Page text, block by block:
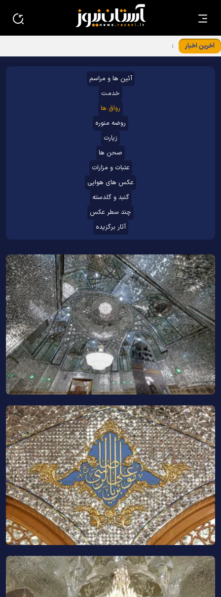
آخرین اخبار عکس با کیفیت: رهبر شهید در آغوش امام غریب
آئین ها و مراسم
خدمت
رواق ها
روضه منوره
زیارت
صحن ها
عتبات و مزارات
عکس های هوایی
گنبد و گلدسته
چند سطر عکس
آثار برگزیده